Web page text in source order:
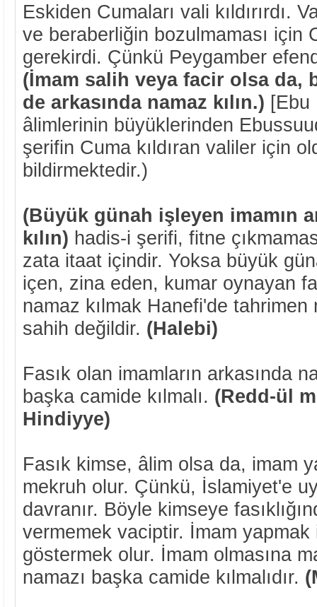
Eskiden Cumaları vali kıldırırdı.
ve beraberliğin bozulmaması için
gerekirdi. Çünkü Peygamber
(İmam salih veya facir olsa da,
de arkasında namaz kılın.) [Ebu
âlimlerinin büyüklerinden
şerifin Cuma kıldıran valiler için
bildirmektedir.)
(Büyük günah işleyen imamın
kılın) hadis-i şerifi, fitne
zata itaat içindir. Yoksa büyük
içen, zina eden, kumar oynayan
namaz kılmak Hanefi'de tahrimen
sahih değildir. (Halebi)
Fasık olan imamların arkasında
başka camide kılmalı. (Redd-ül
Hindiyye)
Fasık kimse, âlim olsa da, imam
mekruh olur. Çünkü, İslamiyet'e
davranır. Böyle kimseye
vermemek vaciptir. İmam yapmak
göstermek olur. İmam olmasına
namazı başka camide kılmalıdır.